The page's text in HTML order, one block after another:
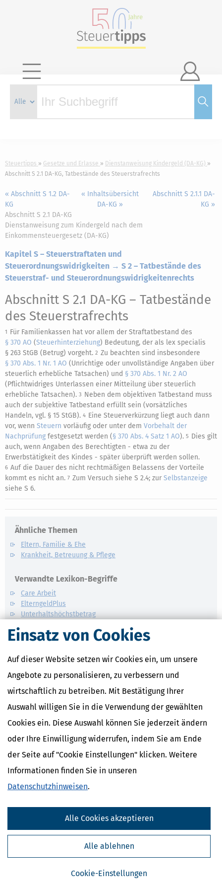
Einsatz von Cookies
Auf dieser Website setzen wir Cookies ein, um unsere
Angebote zu personalisieren, zu verbessern und
wirtschaftlich zu betreiben. Mit Bestätigung Ihrer
Auswahl willigen Sie in die Verwendung der gewählten
Cookies ein. Diese Auswahl können Sie jederzeit ändern
oder Ihre Einwilligung widerrufen, indem Sie am Ende
der Seite auf "Cookie Einstellungen" klicken. Weitere
Informationen finden Sie in unseren
Datenschutzhinweisen.
Cookie-Einstellungen
Alle ablehnen
Alle Cookies akzeptieren

Steuertipps Gesetze und Erlasse
Dienstanweisung Kindergeld (DA-KG)
Abschnitt S 2.1 DA-KG, Tatbestände des Steuerstrafrechts
« Abschnitt S 1.2 DA-
KG
« Inhaltsübersicht
DA-KG »
Abschnitt S 2.1.1 DA-
KG »
Abschnitt S 2.1 DA-KG
Dienstanweisung zum Kindergeld nach dem
Einkommensteuergesetz (DA-KG)
Kapitel S – Steuerstraftaten und
Steuerordnungswidrigkeiten → S 2 – Tatbestände des
Steuerstraf- und Steuerordnungswidrigkeitenrechts
Abschnitt S 2.1 DA-KG – Tatbestände
des Steuerstrafrechts
1 Für Familienkassen hat vor allem der Straftatbestand des
§ 370 AO (Steuerhinterziehung) Bedeutung, der als lex specialis
§ 263 StGB (Betrug) vorgeht. 2 Zu beachten sind insbesondere
§ 370 Abs. 1 Nr. 1 AO (Unrichtige oder unvollständige Angaben über
steuerlich erhebliche Tatsachen) und § 370 Abs. 1 Nr. 2 AO
(Pflichtwidriges Unterlassen einer Mitteilung über steuerlich
erhebliche Tatsachen). 3 Neben dem objektiven Tatbestand muss
auch der subjektive Tatbestand erfüllt sein (vorsätzliches
Handeln, vgl. § 15 StGB). 4 Eine Steuerverkürzung liegt auch dann
vor, wenn Steuern vorläufig oder unter dem Vorbehalt der
Nachprüfung festgesetzt werden (§ 370 Abs. 4 Satz 1 AO). 5 Dies gilt
auch, wenn Angaben des Berechtigten - etwa zu der
Erwerbstätigkeit des Kindes - später überprüft werden sollen.
6 Auf die Dauer des nicht rechtmäßigen Belassens der Vorteile
kommt es nicht an. 7 Zum Versuch siehe S 2.4; zur Selbstanzeige
siehe S 6.
Ähnliche Themen
Eltern, Familie & Ehe
Krankheit, Betreuung & Pflege
Verwandte Lexikon-Begriffe
Care Arbeit
ElterngeldPlus
Unterhaltshöchstbetrag
Auslandskinder
Kostenlose Steuertipps & News
Steuertipps Selbstständige
Ja, ich möchte die kostenlosen Newsletter
Datenschutzhinweisehabe ich gelesen.
Meine Einwilligung kann ich jederzeit durch